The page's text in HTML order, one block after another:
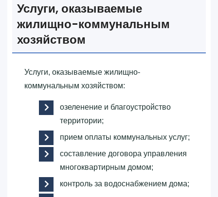
Услуги, оказываемые
жилищно-коммунальным
хозяйством
Услуги, оказываемые жилищно-
коммунальным хозяйством:
озеленение и благоустройство
территории;
прием оплаты коммунальных услуг;
составление договора управления
многоквартирным домом;
контроль за водоснабжением дома;